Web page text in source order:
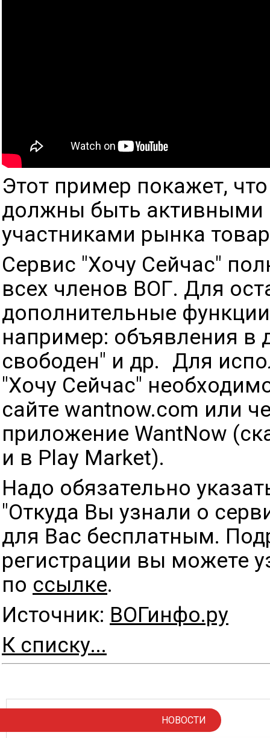
Этот пример покажет,
должны быть
участниками рынка
Сервис "Хочу Сейчас"
всех членов ВОГ. Для
дополнительные
например: объявления в
свободен" и др. Для
"Хочу Сейчас"
сайте wantnow.com или
приложение WantNow
и в Play Market).
Надо обязательно
"Откуда Вы узнали о
для Вас бесплатным.
регистрации вы можете
по ссылке.
Источник: ВОГинфо.ру
К списку...
НОВОСТИ